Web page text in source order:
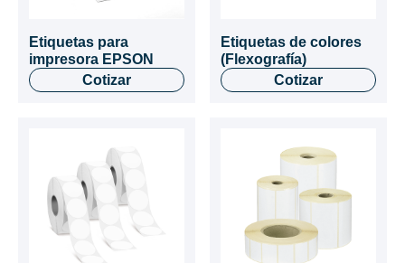
Etiquetas para
impresora EPSON
Cotizar
Etiquetas de colores
(Flexografía)
Cotizar